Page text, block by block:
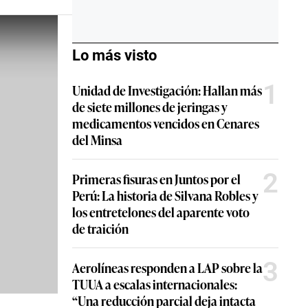
Lo más visto
Unidad de Investigación: Hallan más
de siete millones de jeringas y
medicamentos vencidos en Cenares
del Minsa
1
Primeras fisuras en Juntos por el
Perú: La historia de Silvana Robles y
los entretelones del aparente voto
de traición
2
Aerolíneas responden a LAP sobre la
TUUA a escalas internacionales:
“Una reducción parcial deja intacta
3